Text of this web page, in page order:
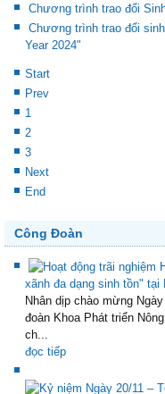
Chương trình trao đổi
Chương trình trao đổi
Year 2024"
Start
Prev
1
2
3
Next
End
Công Đoàn
xãnh đa dạng sinh tồn" tại
Nhân dịp chào mừng
đoàn Khoa Phát triển
ch...
đọc tiếp